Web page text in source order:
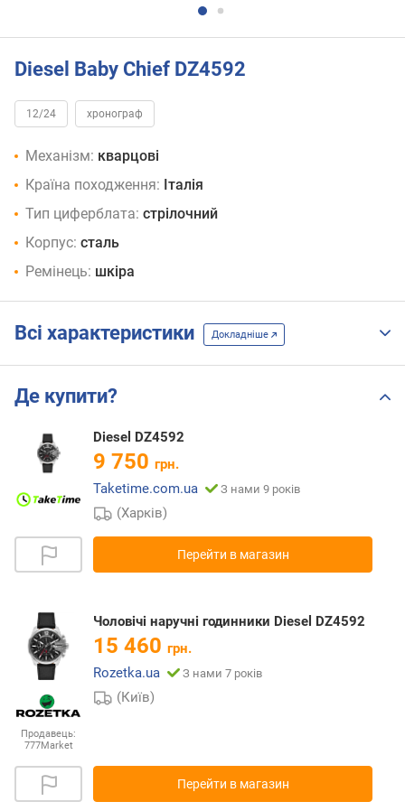
Diesel Baby Chief DZ4592
12/24 хронограф
Механізм: кварцові
Країна походження: Італія
Тип циферблата: стрілочний
Корпус: сталь
Ремінець: шкіра
Всі характеристики Докладніше
Де купити?
Diesel DZ4592
9 750 грн.
Taketime.com.ua
З нами 9 років
(Харків)
Перейти в магазин
Продавець:
777Market
Чоловічі наручні годинники Diesel DZ4592
15 460 грн.
Rozetka.ua
З нами 7 років
(Київ)
Перейти в магазин